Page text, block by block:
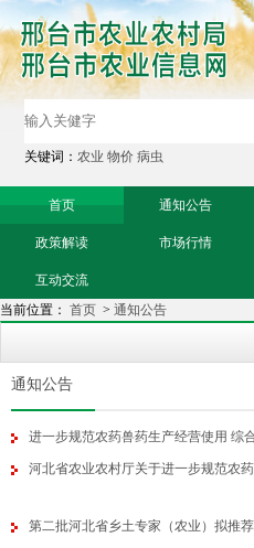
关键词：农业 物价 病虫
首页 通知公告
政策解读 市场行情
互动交流
当前位置： 首页 > 通知公告
通知公告
进一步规范农药兽药生产经营使用 综
河北省农业农村厅关于进一步规范农
第二批河北省乡土专家（农业）拟推